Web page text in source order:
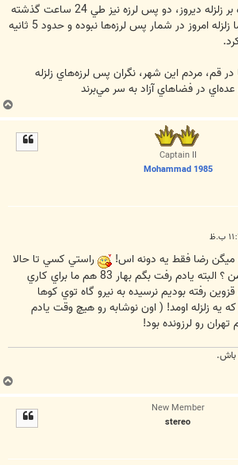
براساس اين گزارش، علاوه بر زلزله ديروز، دو پس لرزه نيز طي 24 ساعت گذشته
شهر قم را لرزانده است، اما زلزله امروز در شمار پس لرزه‌ها نبوده و حدود 5 ثانيه
قم، مردم اين شهر، نگران پس لرزه‌هاي زلزله
Captain II
Mohammad 1985
ميگن رضا فقط يه دونه اس!
راستي کسي تا حالا
تجربه زلزله داشته ؟ مثل من ؟ البته يادم رفت بگم بهار 83 هم ما براي کاري
رفته بوديم نرسيده به نيرو گاه توي کوها
يه زلزله اومد! ( اون نوشابه رو هيچ وقت يادم
تهران رو لرزونده بود!
باش.
New Member
stereo